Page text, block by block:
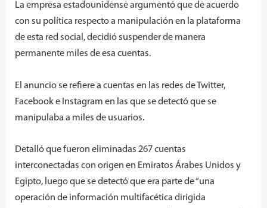
La empresa estadounidense argumentó que de acuerdo
con su política respecto a manipulación en la plataforma
de esta red social, decidió suspender de manera
permanente miles de esa cuentas.
El anuncio se refiere a cuentas en las redes de Twitter,
Facebook e Instagram en las que se detectó que se
manipulaba a miles de usuarios.
Detalló que fueron eliminadas 267 cuentas
interconectadas con origen en Emiratos Árabes Unidos y
Egipto, luego que se detectó que era parte de “una
operación de información multifacética dirigida